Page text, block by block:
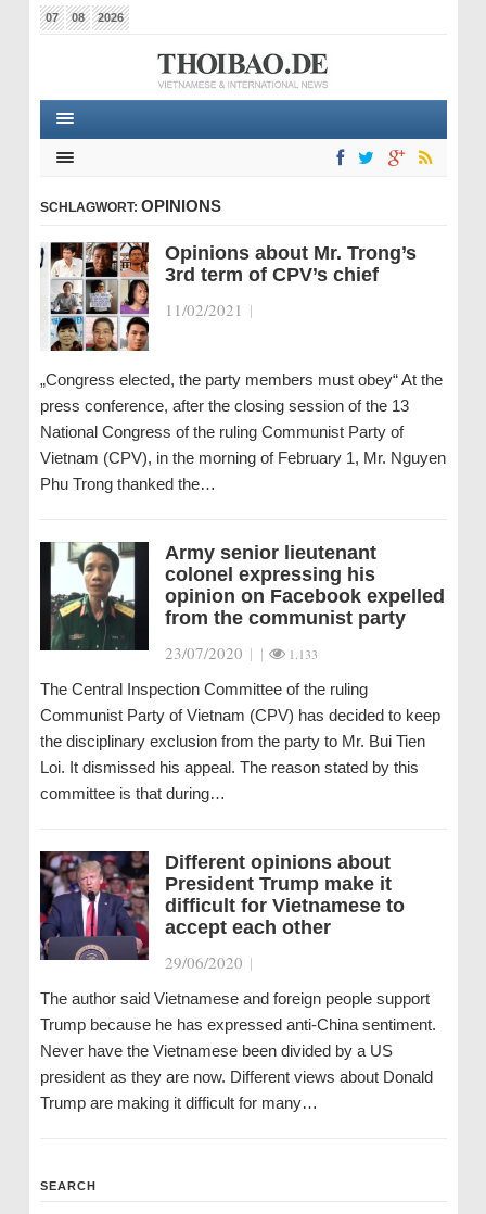
07 08 2026
SCHLAGWORT: OPINIONS
Opinions about Mr. Trong’s
3rd term of CPV’s chief
11/02/2021 |
„Congress elected, the party members must obey“ At the
press conference, after the closing session of the 13
National Congress of the ruling Communist Party of
Vietnam (CPV), in the morning of February 1, Mr. Nguyen
Phu Trong thanked the…
Army senior lieutenant
colonel expressing his
opinion on Facebook expelled
from the communist party
23/07/2020 | | 1.133
The Central Inspection Committee of the ruling
Communist Party of Vietnam (CPV) has decided to keep
the disciplinary exclusion from the party to Mr. Bui Tien
Loi. It dismissed his appeal. The reason stated by this
committee is that during…
Different opinions about
President Trump make it
difficult for Vietnamese to
accept each other
29/06/2020 |
The author said Vietnamese and foreign people support
Trump because he has expressed anti-China sentiment.
Never have the Vietnamese been divided by a US
president as they are now. Different views about Donald
Trump are making it difficult for many…
SEARCH